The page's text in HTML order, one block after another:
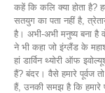
कहें कि कलि क्या होता है?
सतयुग का पता नहीं है,
है। अभी-अभी मनुष्य बना है
ने भी कहा जो इंग्लैंड के
हां डार्विन थ्योरी ऑफ
हैं? बंदर। वैसे हमारे पूर्वज
हैं, उनकी समझ है कि हमारे